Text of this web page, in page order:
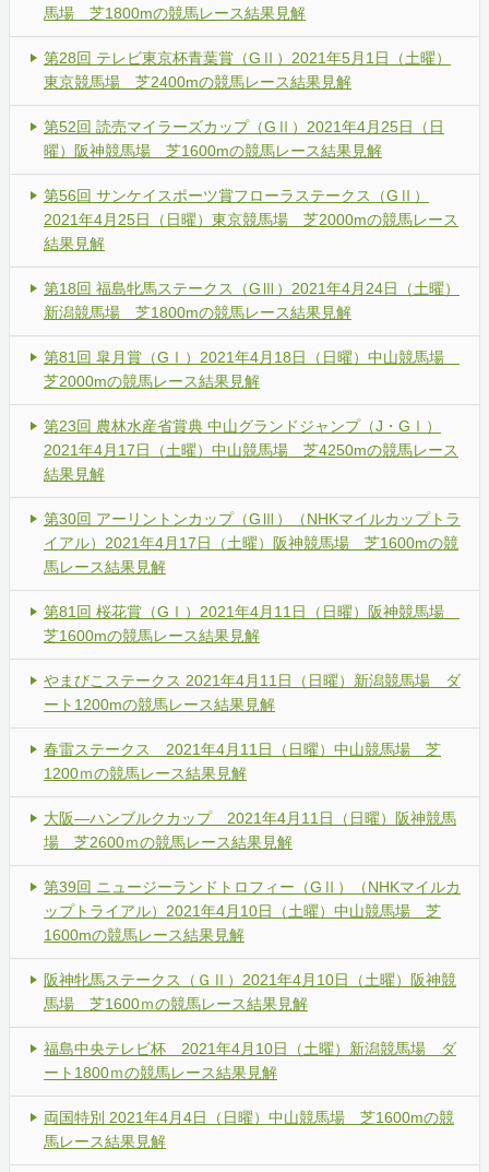
馬場 芝1800mの競馬レース結果見解
第28回 テレビ東京杯青葉賞（GⅡ）2021年5月1日（土曜）
東京競馬場 芝2400mの競馬レース結果見解
第52回 読売マイラーズカップ（GⅡ）2021年4月25日（日
曜）阪神競馬場 芝1600mの競馬レース結果見解
第56回 サンケイスポーツ賞フローラステークス（GⅡ）
2021年4月25日（日曜）東京競馬場 芝2000mの競馬レース
結果見解
第18回 福島牝馬ステークス（GⅢ）2021年4月24日（土曜）
新潟競馬場 芝1800mの競馬レース結果見解
第81回 皐月賞（GⅠ）2021年4月18日（日曜）中山競馬場
芝2000mの競馬レース結果見解
第23回 農林水産省賞典 中山グランドジャンプ（J・GⅠ）
2021年4月17日（土曜）中山競馬場 芝4250mの競馬レース
結果見解
第30回 アーリントンカップ（GⅢ）（NHKマイルカップトラ
イアル）2021年4月17日（土曜）阪神競馬場 芝1600mの競
馬レース結果見解
第81回 桜花賞（GⅠ）2021年4月11日（日曜）阪神競馬場
芝1600mの競馬レース結果見解
やまびこステークス 2021年4月11日（日曜）新潟競馬場 ダ
ート1200mの競馬レース結果見解
春雷ステークス 2021年4月11日（日曜）中山競馬場 芝
1200ｍの競馬レース結果見解
大阪―ハンブルクカップ 2021年4月11日（日曜）阪神競馬
場 芝2600ｍの競馬レース結果見解
第39回 ニュージーランドトロフィー（GⅡ）（NHKマイルカ
ップトライアル）2021年4月10日（土曜）中山競馬場 芝
1600mの競馬レース結果見解
阪神牝馬ステークス（ＧⅡ）2021年4月10日（土曜）阪神競
馬場 芝1600ｍの競馬レース結果見解
福島中央テレビ杯 2021年4月10日（土曜）新潟競馬場 ダ
ート1800ｍの競馬レース結果見解
両国特別 2021年4月4日（日曜）中山競馬場 芝1600mの競
馬レース結果見解